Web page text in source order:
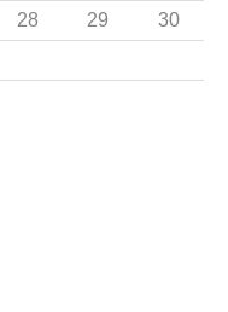
28 29
30